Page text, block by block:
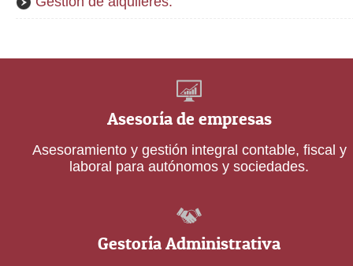
Asesoría de empresas
Asesoramiento y gestión integral contable, fiscal y
laboral para autónomos y sociedades.
Gestoría Administrativa